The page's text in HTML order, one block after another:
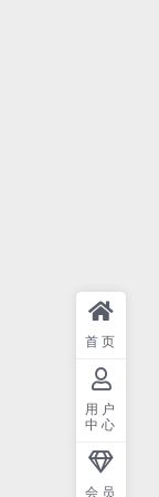
首页
用户
中心
会员